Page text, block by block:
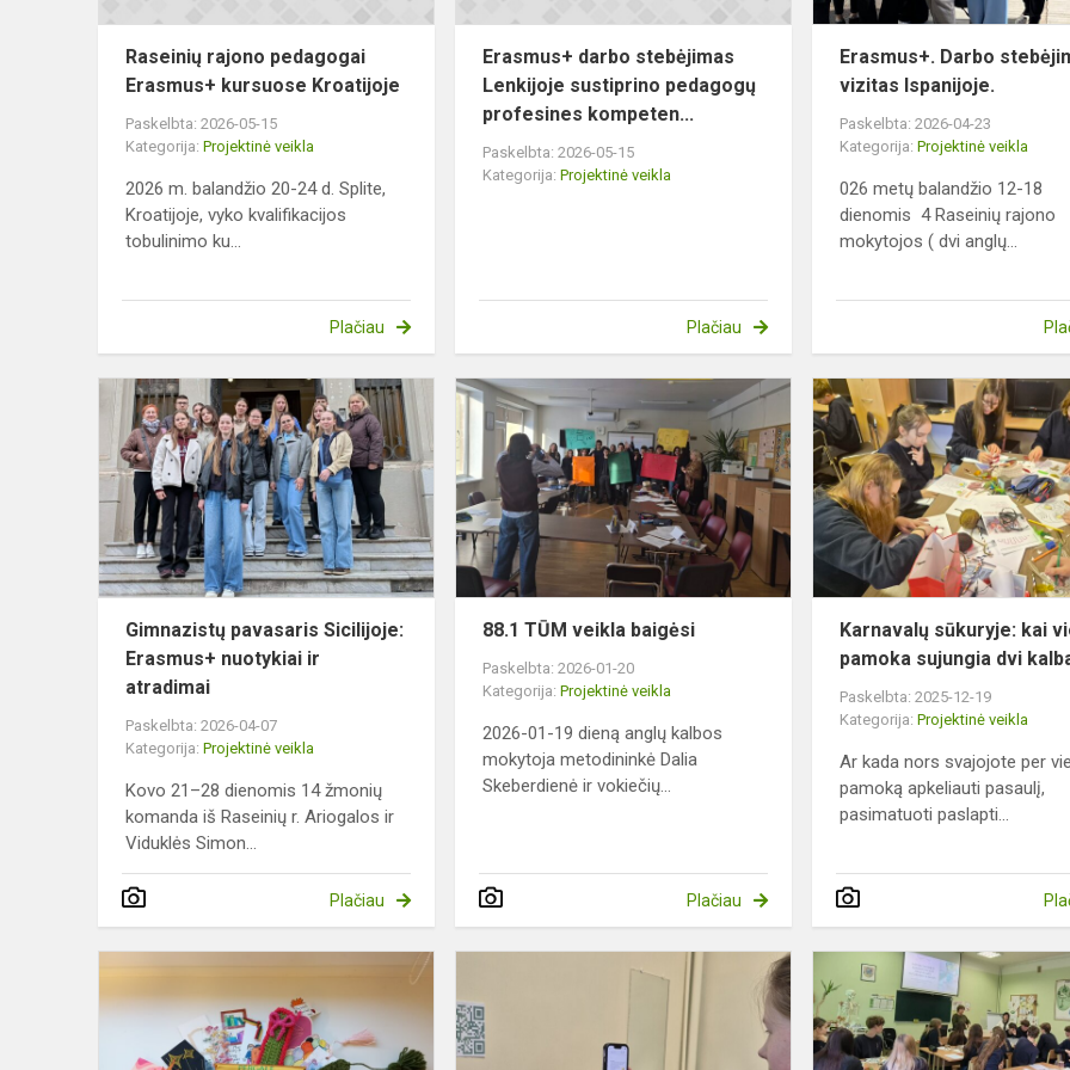
Raseinių rajono pedagogai
Erasmus+ kursuose Kroatijoje
Paskelbta: 2026-05-15
Kategorija: Projektinė veikla
2026 m. balandžio 20-24 d. Splite,
Kroatijoje, vyko kvalifikacijos
tobulinimo ku...
Plačiau
Erasmus+ darbo stebėjimas
Lenkijoje sustiprino pedagogų
profesines kompeten...
Paskelbta: 2026-05-15
Kategorija:Projektinė veikla
Plačiau
Erasmus+. Darbo
vizitas Ispanijoje.
Paskelbta: 2026-04-23
Kategorija:Projektinė veikla
026 metų balandžio 12-18
dienomis 4 Raseinių rajono
mokytojos ( dvi anglų...
Gimnazistų
pavasaris
Sicilijoje:
Erasmus+
nuotykiai
atra...
Gimnazistų pavasaris Sicilijoje:
Erasmus+ nuotykiai ir
atradimai
Paskelbta: 2026-04-07
Kategorija: Projektinė veikla
Kovo 21–28 dienomis 14 žmonių
komanda iš Raseinių r. Ariogalos ir
Viduklės Simon...
Plačiau
88.1
TŪM
veikla
baigėsi
88.1 TŪM veikla baigėsi
Paskelbta: 2026-01-20
Kategorija:Projektinė veikla
2026-01-19 dieną anglų kalbos
mokytoja metodininkė Dalia
Skeberdienė ir vokiečių...
Plačiau
Karnavalų sūkuryje: kai
pamoka sujungia dvi
Paskelbta: 2025-12-19
Kategorija:Projektinė veikla
Ar kada nors svajojote per
pamoką apkeliauti pasaulį,
pasimatuoti paslapti...
skirtukų
mainų
Detektyvai
startuoja!
Kalėdinis
tyrimas,